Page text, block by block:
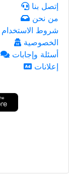
إتصل بنا
من نحن
شروط الاستخدام
الخصوصية
أسئلة وإجابات
إعلانات